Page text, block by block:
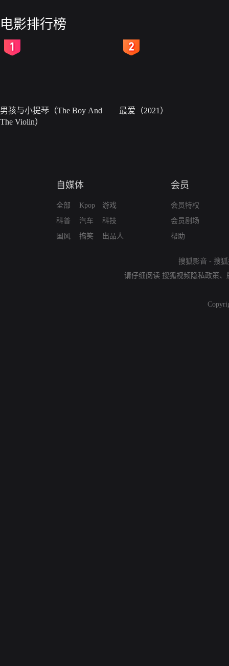
电影排行榜
男孩与小提琴（The Boy And
The Violin）
最爱（2021）
自媒体
全部
科普
国风
Kpop
汽车
搞笑
游戏
科技
出品人
会员
会员特权
会员剧场
帮助
搜狐影音 - 搜
请仔细阅读 搜狐视频隐私政策、